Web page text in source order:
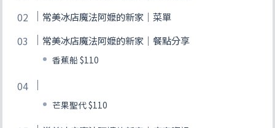
常美冰店魔法阿嬤的新家｜菜單
常美冰店魔法阿嬤的新家｜餐點分享
香蕉船 $110
芒果聖代 $110